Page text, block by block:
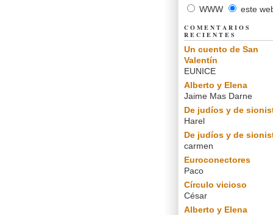
WWW este
COMENTARIOS
RECIENTES
Un cuento de San
Valentín
EUNICE
Alberto y Elena
Jaime Mas Darne
De judíos y de
Harel
De judíos y de
carmen
Euroconectores
Paco
Círculo vicioso
César
Alberto y Elena